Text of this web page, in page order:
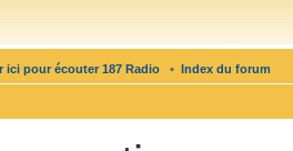
ici pour écouter 187 Radio • Index du forum